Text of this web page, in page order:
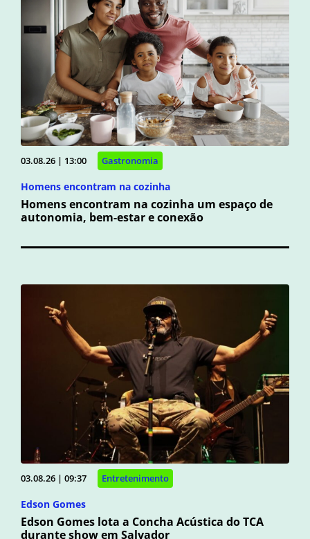
03.08.26 | 13:00 Gastronomia
Homens encontram na cozinha
Homens encontram na cozinha um espaço de
autonomia, bem-estar e conexão
03.08.26 | 09:37 Entretenimento
Edson Gomes
Edson Gomes lota a Concha Acústica do TCA
durante show em Salvador